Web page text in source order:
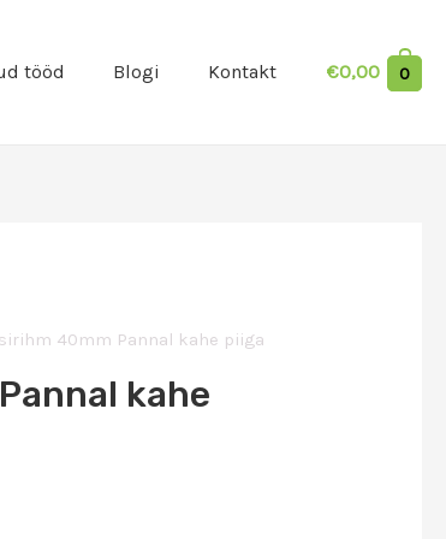
tööd Blogi Kontakt €0,00 0
40mm Pannal kahe piiga
kahe